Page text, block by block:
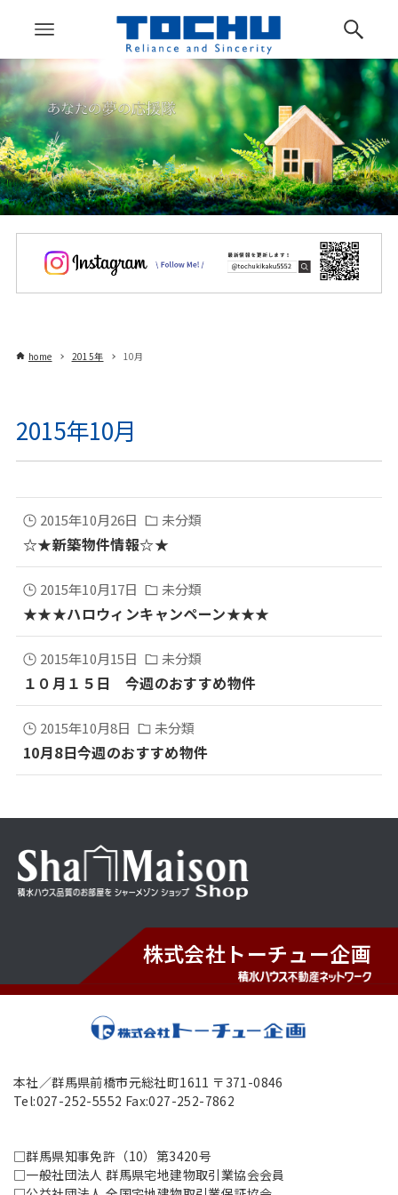
home 2015年 10月
2015年10月
2015年10月26日 未分類
☆★新築物件情報☆★
2015年10月17日 未分類
★★★ハロウィンキャンペーン★★★
2015年10月15日 未分類
１０月１５日 今週のおすすめ物件
2015年10月8日 未分類
10月8日今週のおすすめ物件
株式会社トーチュー企画
本社／群馬県前橋市元総社町1611 〒371-0846
Tel:027-252-5552 Fax:027-252-7862
□群馬県知事免許（10）第3420号
□一般社団法人 群馬県宅地建物取引業協会会員